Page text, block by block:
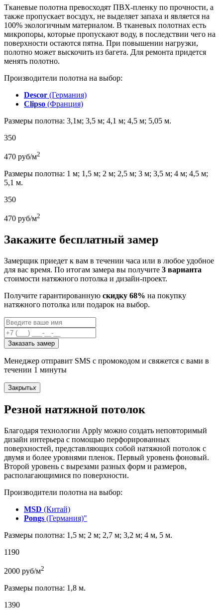
Тканевые полотна превосходят ПВХ-пленку по прочности, а
также пропускает восздух, не выделяет запаха и является на
100% экологичным материалом. В тканевых полотнах есть
микропоры, которые пропускают воду, в последствии чего на
поверхности остаются пятна. При повышении нагрузки,
полотно может выскочить из багета. Для ремонта придется
менять полотно.
Производители полотна на выбор:
Descor (Германия)
Clipso (Франция)
Размеры полотна: 3,1м; 3,5 м; 4,1 м; 4,5 м; 5,05 м.
350
470 руб/м2
Размеры полотна: 1 м; 1,5 м; 2 м; 2,5 м; 3 м; 3,5 м; 4 м; 4,5 м;
5,1 м.
350
470 руб/м2
Закажите бесплатный замер
Замерщик приедет к вам в течении часа или в любое удобное
для вас время. По итогам замера вы получите 3 варианта
стоимости натяжного потолка и дизайн-проект.
Получите гарантированную скидку 68% на покупку
натяжного потолка или подарок на выбор.
Заказать замер
Менеджер отправит SMS с промокодом и свяжется с вами в
течении 1 минуты
Закрытьx
Резной натяжной потолок
Благодаря технологии Apply можно создать неповторимый
дизайн интерьера с помощью перфорированных
поверхностей, представляющих собой натяжной потолок с
двумя и более уровнями пленок. Первый уровень фоновый.
Второй уровень с вырезами разных форм и размеров,
располагающимися по поверхности.
Производители полотна на выбор:
MSD (Китай)
Pongs (Германия)"
Размеры полотна: 1,5 м; 2 м; 2,7 м; 3,2 м; 4 м, 5 м.
1190
2000 руб/м2
Размеры полотна: 1,8 м.
1390